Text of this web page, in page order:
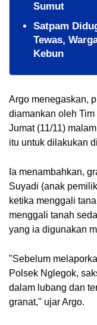
Sumut
​Satpam
Tewas,
Kebun
Argo menegaskan,
diamankan oleh
Jumat (11/11)
itu untuk dilakukan
Ia menambahkan,
Suyadi (anak
ketika menggali
menggali tanah
yang ia digunakan
"Sebelum
Polsek Nglegok,
dalam lubang dan
granat," ujar Argo.